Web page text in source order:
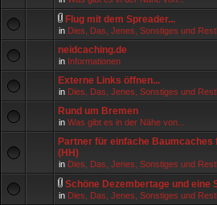
Flug mit dem Spreader...
in Dies, Das, Jenes, Sonstiges und
neidcaching.de
in Informationen
Externe Links öffnen...
in Dies, Das, Jenes, Sonstiges und
Rund um Bremen
in Was gibt es in der Nähe von...
Partner für einfache Baumcaches
(HH)
in Dies, Das, Jenes, Sonstiges und
Schöne Dezembertage und eine
in Dies, Das, Jenes, Sonstiges und